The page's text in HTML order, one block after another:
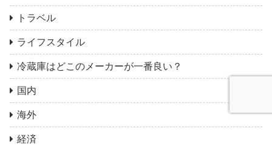
トラベル
ライフスタイル
冷蔵庫はどこのメーカーが一番良い？
国内
海外
経済